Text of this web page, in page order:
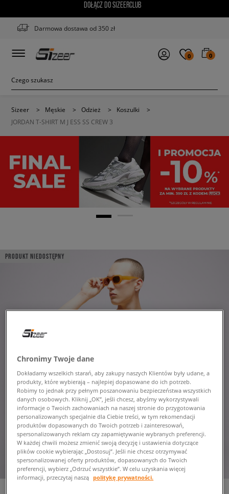
DOŁĄCZ DO SIZEERCLUB
Darmowa dostawa od 350 zł
0 0
Sizeer > Męskie > Odzież > Koszulki
>
JORDAN T-SHIRT M J ESS SS CREW 3
PRODUKT NIEDOSTĘPNY
Chronimy Twoje dane
Dokładamy wszelkich starań, aby zakupy naszych Klientów były udane, a
produkty, które wybierają – najlepiej dopasowane do ich potrzeb.
Robimy to jednak przy pełnym poszanowaniu bezpieczeństwa wszystkich
danych osobowych. Kliknij „OK”, jeśli chcesz, abyśmy wykorzystywali
informacje o Twoich zachowaniach na naszej stronie do przygotowania
personalizowanych specjalnie dla Ciebie treści, w tym rekomendacji
produktów dopasowanych do Twoich potrzeb i zainteresowań,
spersonalizowanych reklam czy zapamiętywanie wybranych preferencji.
W każdej chwili możesz zmienić swoją decyzję i ustawienia dotyczące
plików cookie wybierając „Dostosuj”. Jeśli nie chcesz otrzymywać
spersonalizowanej oferty produktów, dopasowanych do Twoich
preferencji, wybierz „Odrzuć wszystkie”. W celu uzyskania więcej
informacji, przeczytaj naszą politykę prywatności.